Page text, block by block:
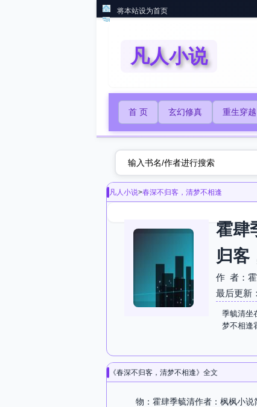
将本站设为首页
凡人小说
首 页 玄幻修真 重生穿越
凡人小说>春深不归客，清梦不相逢
霍肆
归客
作 者：
最后更新
季毓清坐
梦不相逢
《春深不归客，清梦不相逢》全文
物：霍肆季毓清作者：枫枫小